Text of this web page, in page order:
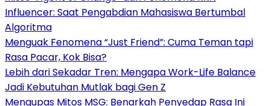
Influencer: Saat Pengabdian Mahasiswa Bertumbal
Algoritma
Menguak Fenomena “Just Friend”: Cuma Teman tapi
Rasa Pacar, Kok Bisa?
Lebih dari Sekadar Tren: Mengapa Work-Life Balance
Jadi Kebutuhan Mutlak bagi Gen Z
Mengupas Mitos MSG: Benarkah Penyedap Rasa Ini